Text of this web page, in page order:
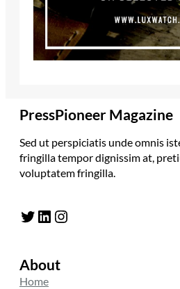
PressPioneer Magazine
Sed ut perspiciatis unde omnis
fringilla tempor dignissim at,
voluptatem fringilla.
Twitter LinkedIn Instagram
About
Home